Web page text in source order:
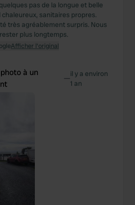
pas de la longue et belle
chaleureux, sanitaires propres.
très agréablement surpris. Nous
plus longtemps.
Afficher l'original
à un
—il y a environ
1 an